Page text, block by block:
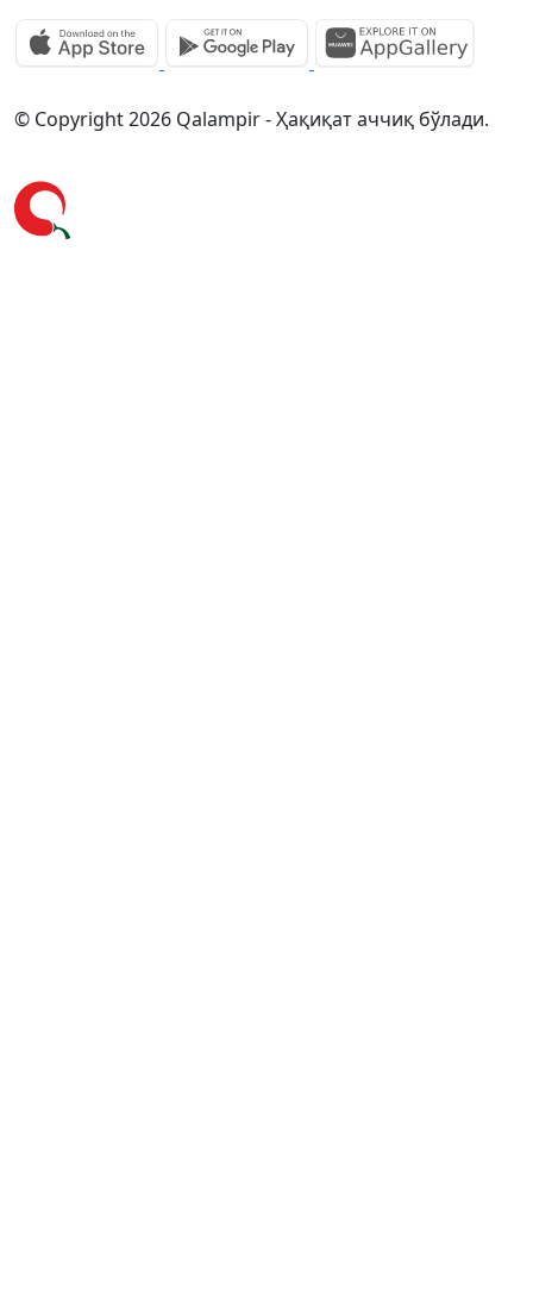
© Copyright 2026 Qalampir - Ҳақиқат аччиқ бўлади.